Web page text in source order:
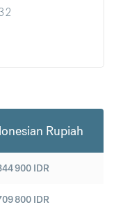
Rupiah
900 IDR
800 IDR